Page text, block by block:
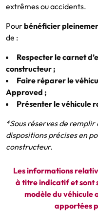
extrêmes ou accidents.
Pourbénéficier
de :
Respecter le carnet
constructeur ;
Faire réparer le
Approved ;
Présenter le véhicule
*Sous réserves de
dispositions précises en
constructeur.
Les informations
à titre indicatif et sont
modèle du véhicule
apportées